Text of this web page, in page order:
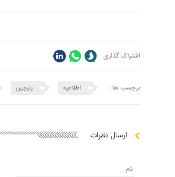
اشتراک گذاری
برچسب ها: اطلاعیه پارچین
ارسال نظرات
نام